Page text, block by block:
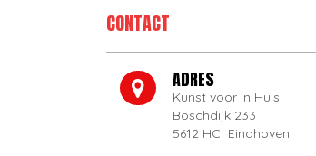
CONTACT
ADRES
Kunst voor in Huis
Boschdijk 233
5612 HC Eindhoven